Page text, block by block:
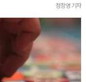
정창영 기자